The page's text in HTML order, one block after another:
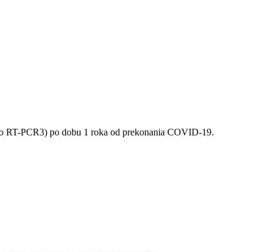
RT-PCR3) po dobu 1 roka od prekonania COVID-19.